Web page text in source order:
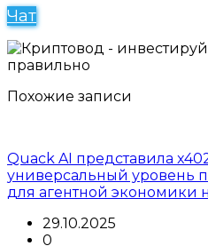
Чат
Похожие записи
Quack AI представила
универсальный уровень
для агентной экономики
29.10.2025
0